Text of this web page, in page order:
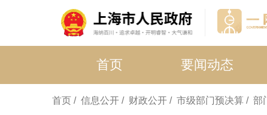
首页 要闻动态
首页 / 信息公开 / 财政公开 / 市级部门预决算 / 部